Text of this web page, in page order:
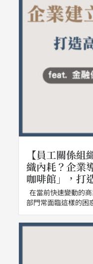
【員工關係
織內耗？企業
咖啡館」，打
在當前快速變動的
部門常面臨這樣的